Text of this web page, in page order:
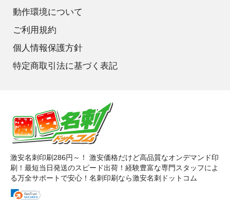
動作環境について
ご利用規約
個人情報保護方針
特定商取引法に基づく表記
激安名刺印刷286円～！ 激安価格だけど高品質なオンデマンド印
刷！最短当日発送のスピード出荷！経験豊富な専門スタッフによ
る万全サポートで安心！名刺印刷なら激安名刺ドットコム